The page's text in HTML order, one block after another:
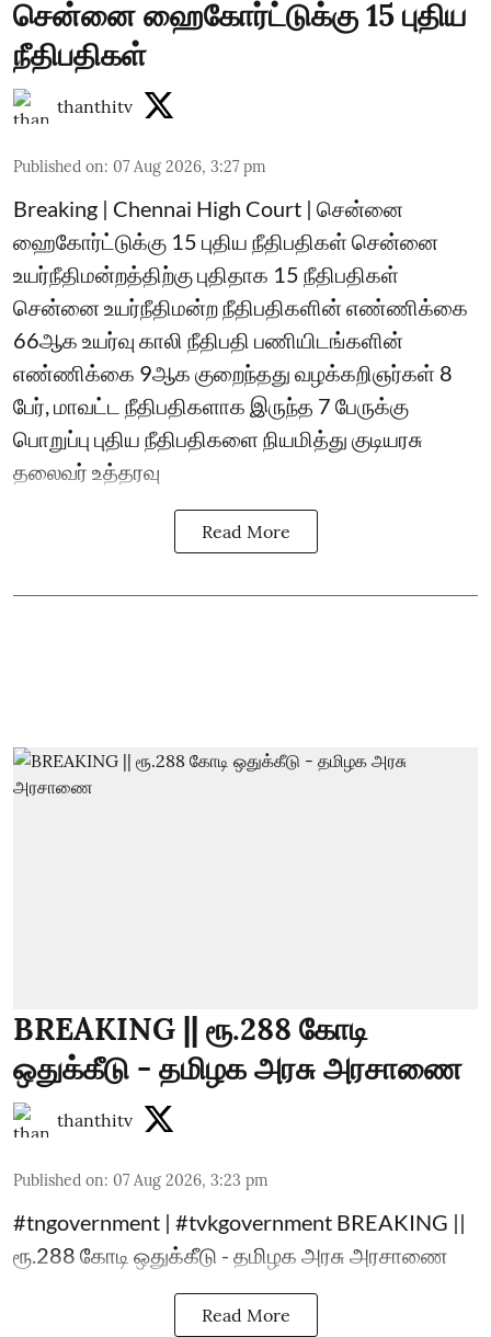
சென்னை ஹைகோர்ட்டுக்கு 15 புதிய
நீதிபதிகள்
thanthitv
Published on: 07 Aug 2026, 3:27 pm
Breaking | Chennai High Court | சென்னை
ஹைகோர்ட்டுக்கு 15 புதிய நீதிபதிகள் சென்னை
உயர்நீதிமன்றத்திற்கு புதிதாக 15 நீதிபதிகள்
சென்னை உயர்நீதிமன்ற நீதிபதிகளின் எண்ணிக்கை
66ஆக உயர்வு காலி நீதிபதி பணியிடங்களின்
எண்ணிக்கை 9ஆக குறைந்தது வழக்கறிஞர்கள் 8
பேர், மாவட்ட நீதிபதிகளாக இருந்த 7 பேருக்கு
பொறுப்பு புதிய நீதிபதிகளை நியமித்து குடியரசு
தலைவர் உத்தரவு
Read More
BREAKING || ரூ.288 கோடி
ஒதுக்கீடு - தமிழக அரசு அரசாணை
thanthitv
Published on: 07 Aug 2026, 3:23 pm
#tngovernment | #tvkgovernment BREAKING ||
ரூ.288 கோடி ஒதுக்கீடு - தமிழக அரசு அரசாணை
Read More